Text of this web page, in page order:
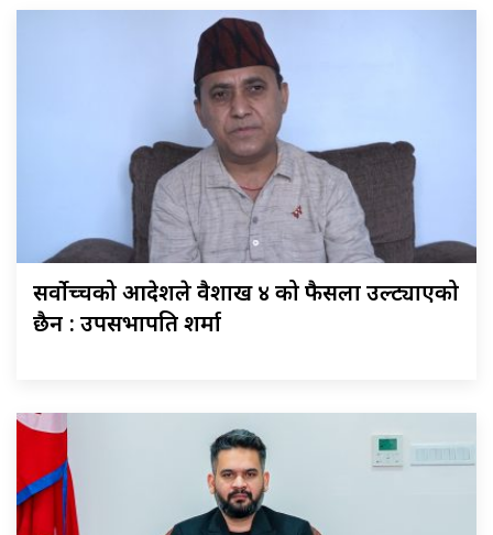
सर्वोच्चको आदेशले वैशाख ४ को फैसला उल्ट्याएको
छैन : उपसभापति शर्मा